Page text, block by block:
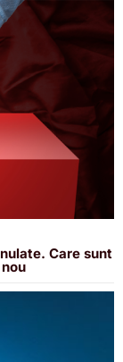
Care sunt